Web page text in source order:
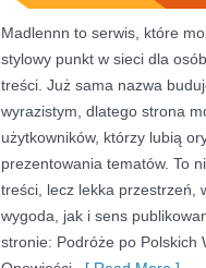
Madlennn to serwis, które
stylowy punkt w sieci dla
treści. Już sama nazwa
wyrazistym, dlatego strona
użytkowników, którzy lubią
prezentowania tematów. To
treści, lecz lekka przestrzeń,
wygoda, jak i sens
stronie: Podróże po Polskich